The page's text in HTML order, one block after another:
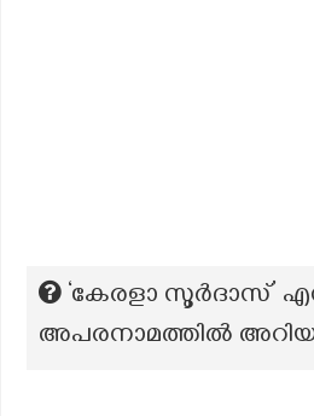
‘കേരളാ സൂർദാസ്’
അപരനാമത്തില്‍